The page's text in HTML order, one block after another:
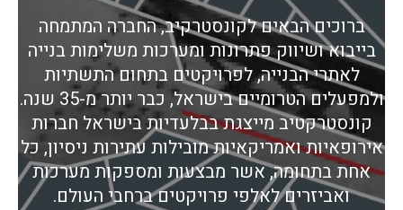
ברוכים הבאים לקונסטרקיב, החברה המתמחה
בייבוא ושיווק פתרונות ומערכות משלימות בנייה
לאתרי הבנייה, לפרויקטים בתחום התשתיות
ולמפעלים הטרומיים בישראל, כבר יותר מ-35 שנה.
קונסטרקטיב מייצגת בבלעדיות בישראל חברות
אירופאיות ואמריקאיות מובילות עתירות ניסיון, כל
אחת בתחומה, אשר מבצעות ומספקות מערכות
ואביזרים לאלפי פרויקטים ברחבי העולם.